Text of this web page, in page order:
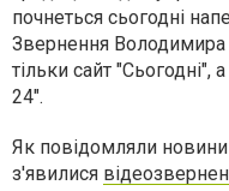
почнеться сьогодні
Звернення
тільки сайт "Сьогодні",
24".
Як повідомляли новини
з'явилися